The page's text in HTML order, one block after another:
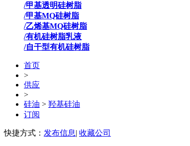
/甲基透明硅树脂
/甲基MQ硅树脂
/乙烯基MQ硅树脂
/有机硅树脂乳液
/自干型有机硅树脂
首页
>
供应
>
硅油 > 羟基硅油
订阅
快捷方式： 发布信息| 收藏公司